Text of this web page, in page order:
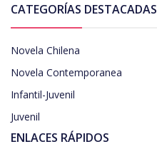
CATEGORÍAS DESTACADAS
Novela Chilena
Novela Contemporanea
Infantil-Juvenil
Juvenil
ENLACES RÁPIDOS